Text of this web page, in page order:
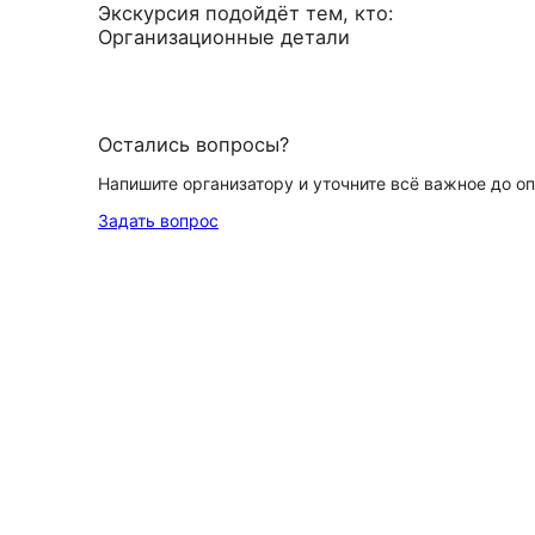
Экскурсия подойдёт тем, кто:
Организационные детали
Остались вопросы?
Напишите организатору и уточните всё важное до
Задать вопрос